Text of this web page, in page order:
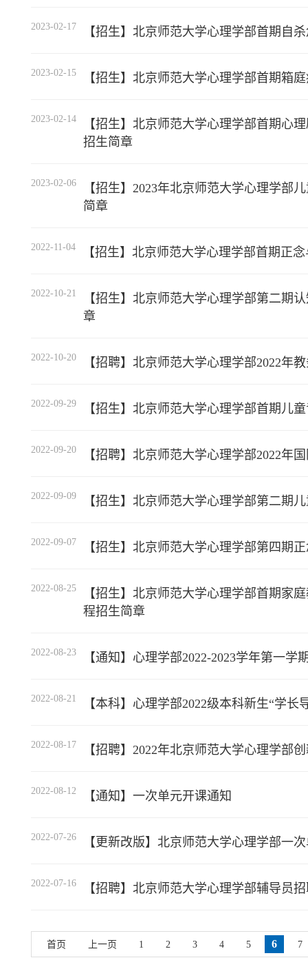
2023-02-17 【招生】北京师范大学心理学部首期自
2023-02-15 【招生】北京师范大学心理学部首期箱
2023-02-14
【招生】北京师范大学心理学部首期心
招生简章
2023-02-06
【招生】2023年北京师范大学心理学部
简章
2022-11-04 【招生】北京师范大学心理学部首期正
2022-10-21
【招生】北京师范大学心理学部第二期
章
2022-10-20 【招聘】北京师范大学心理学部2022年
2022-09-29 【招生】北京师范大学心理学部首期儿
2022-09-20 【招聘】北京师范大学心理学部2022年
2022-09-09 【招生】北京师范大学心理学部第二期
2022-09-07 【招生】北京师范大学心理学部第四期
2022-08-25
【招生】北京师范大学心理学部首期家
程招生简章
2022-08-23 【通知】心理学部2022-2023学年第一
2022-08-21 【本科】心理学部2022级本科新生“学长
2022-08-17 【招聘】2022年北京师范大学心理学部
2022-08-12 【通知】一次单元开课通知
2022-07-26 【更新改版】北京师范大学心理学部一
2022-07-16 【招聘】北京师范大学心理学部辅导员
首页 上一页 1 2 3 4 5 6 7